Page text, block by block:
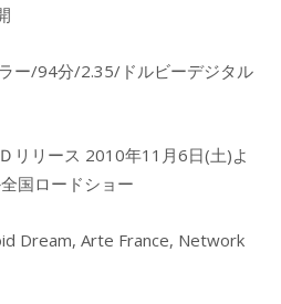
ー/94分/2.35/ドルビーデジタル
リリース 2010年11月6日(土)よ
国ロードショー
Dream, Arte France, Network